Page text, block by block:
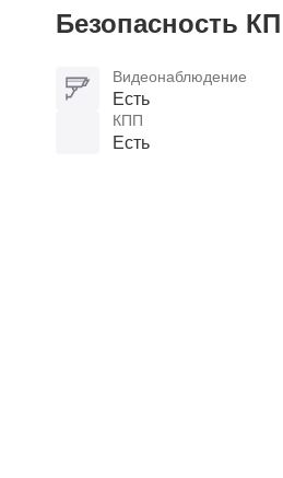
Безопасность КП
Видеонаблюдение
Есть
КПП
Есть